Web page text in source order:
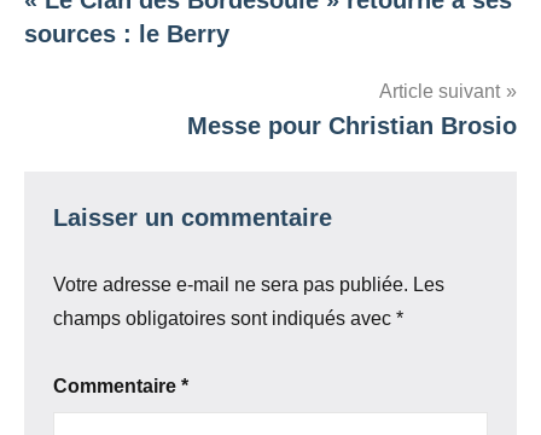
de
sources : le Berry
Article suivant
Messe pour Christian Brosio
Laisser un commentaire
Votre adresse e-mail ne sera pas publiée. Les
champs obligatoires sont indiqués avec *
Commentaire *